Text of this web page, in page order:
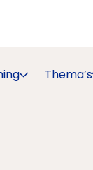
Thema’s